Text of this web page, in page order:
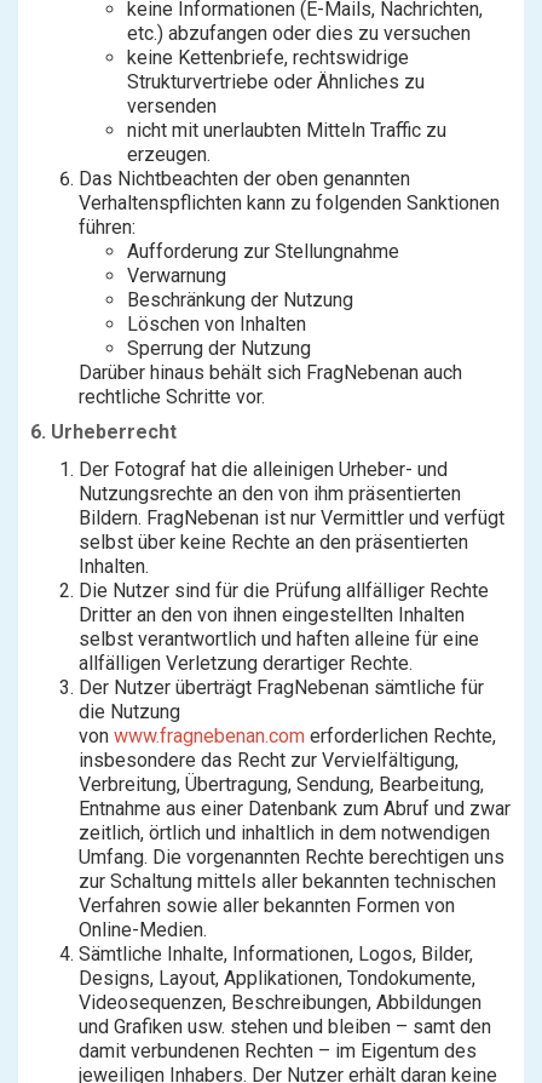
keine Informationen (E-Mails, Nachrichten,
etc.) abzufangen oder dies zu versuchen
keine Kettenbriefe, rechtswidrige
Strukturvertriebe oder Ähnliches zu
versenden
nicht mit unerlaubten Mitteln Traffic zu
erzeugen.
Das Nichtbeachten der oben genannten
Verhaltenspflichten kann zu folgenden Sanktionen
führen:
Aufforderung zur Stellungnahme
Verwarnung
Beschränkung der Nutzung
Löschen von Inhalten
Sperrung der Nutzung
Darüber hinaus behält sich FragNebenan auch
rechtliche Schritte vor.
6. Urheberrecht
Der Fotograf hat die alleinigen Urheber- und
Nutzungsrechte an den von ihm präsentierten
Bildern. FragNebenan ist nur Vermittler und verfügt
selbst über keine Rechte an den präsentierten
Inhalten.
Die Nutzer sind für die Prüfung allfälliger Rechte
Dritter an den von ihnen eingestellten Inhalten
selbst verantwortlich und haften alleine für eine
allfälligen Verletzung derartiger Rechte.
Der Nutzer überträgt FragNebenan sämtliche für
die Nutzung
von www.fragnebenan.com erforderlichen Rechte,
insbesondere das Recht zur Vervielfältigung,
Verbreitung, Übertragung, Sendung, Bearbeitung,
Entnahme aus einer Datenbank zum Abruf und zwar
zeitlich, örtlich und inhaltlich in dem notwendigen
Umfang. Die vorgenannten Rechte berechtigen uns
zur Schaltung mittels aller bekannten technischen
Verfahren sowie aller bekannten Formen von
Online-Medien.
Sämtliche Inhalte, Informationen, Logos, Bilder,
Designs, Layout, Applikationen, Tondokumente,
Videosequenzen, Beschreibungen, Abbildungen
und Grafiken usw. stehen und bleiben – samt den
damit verbundenen Rechten – im Eigentum des
jeweiligen Inhabers. Der Nutzer erhält daran keine